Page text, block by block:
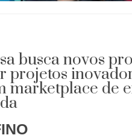
busca novos
projetos
marketplace de